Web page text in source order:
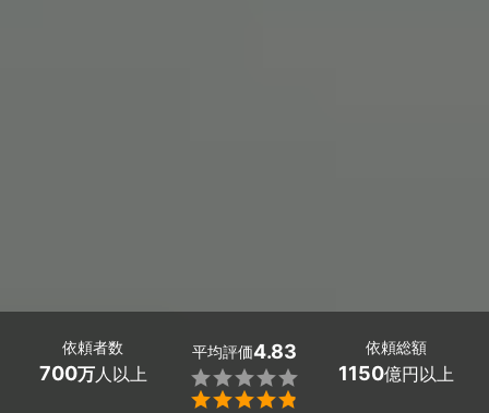
依頼者数
700万人以上
平均評価4.83


依頼総額
1150億円以上